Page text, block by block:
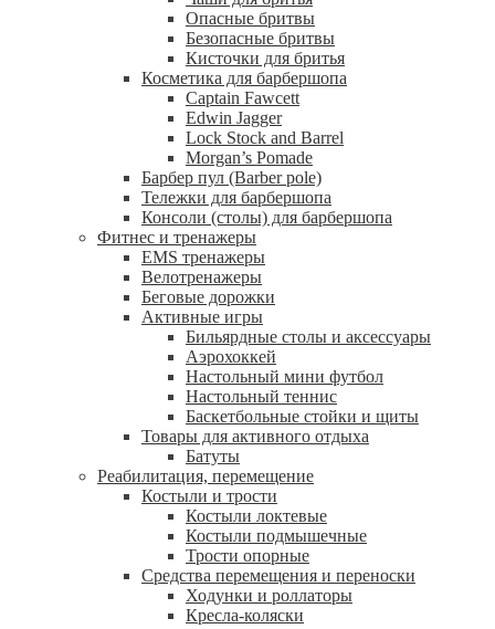
Опасные бритвы
Безопасные бритвы
Кисточки для бритья
Косметика для барбершопа
Captain Fawcett
Edwin Jagger
Lock Stock and Barrel
Morgan’s Pomade
Барбер пул (Barber pole)
Тележки для барбершопа
Консоли (столы) для барбершопа
Фитнес и тренажеры
EMS тренажеры
Велотренажеры
Беговые дорожки
Активные игры
Бильярдные столы и аксессуары
Аэрохоккей
Настольный мини футбол
Настольный теннис
Баскетбольные стойки и щиты
Товары для активного отдыха
Батуты
Реабилитация, перемещение
Костыли и трости
Костыли локтевые
Костыли подмышечные
Трости опорные
Средства перемещения и переноски
Ходунки и роллаторы
Кресла-коляски